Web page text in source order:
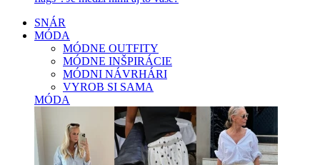
SNÁR
MÓDA
MÓDNE OUTFITY
MÓDNE INŠPIRÁCIE
MÓDNI NÁVRHÁRI
VYROB SI SAMA
MÓDA